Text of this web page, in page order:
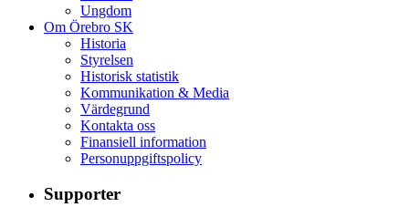
Ungdom
Om Örebro SK
Historia
Styrelsen
Historisk statistik
Kommunikation & Media
Värdegrund
Kontakta oss
Finansiell information
Personuppgiftspolicy
Supporter